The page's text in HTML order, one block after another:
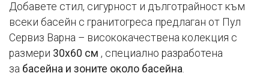
Добавете стил, сигурност и дълготрайност към
всеки басейн с гранитогреса предлаган от Пул
Сервиз Варна – висококачествена колекция с
размери 30x60 см , специално разработена
за басейна и зоните около басейна.